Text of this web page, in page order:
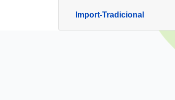
Import-Tradicional